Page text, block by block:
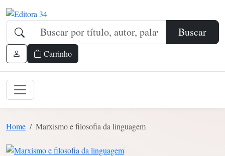
Buscar
Carrinho
Home Marxismo e filosofia da linguagem